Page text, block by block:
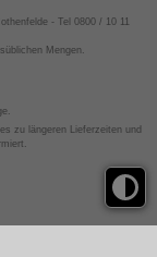
- Tel 0800 / 10 11
Mengen.
zu längeren Lieferzeiten und